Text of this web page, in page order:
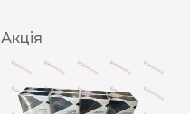
Акція